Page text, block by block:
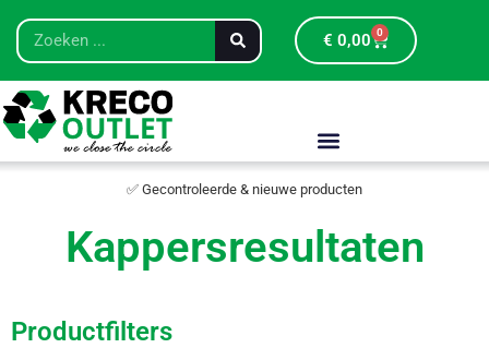
€ 0,00 0
✅ Gecontroleerde & nieuwe producten
Kappersresultaten
Productfilters